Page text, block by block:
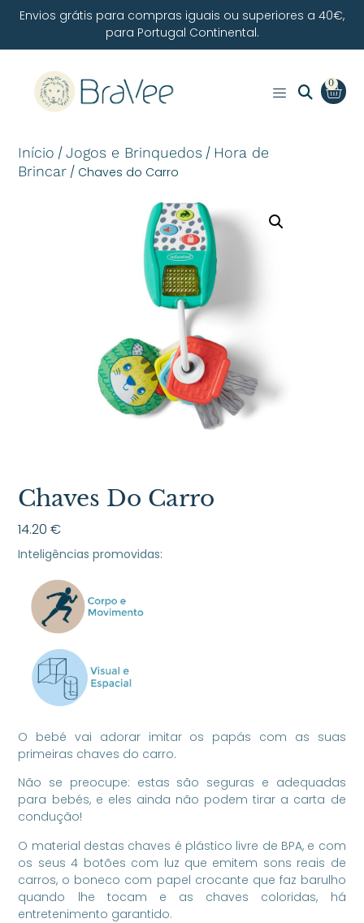
Envios grátis para compras iguais ou superiores a 40€,
para Portugal Continental.
0
Início /Jogos e Brinquedos / Hora de
Brincar / Chaves do Carro
Chaves Do Carro
14.20€
Inteligências promovidas:
O bebé vai adorar imitar os papás com as suas
primeiras chaves do carro.
Não se preocupe: estas são seguras e adequadas
para bebés, e eles ainda não podem tirar a carta de
condução!
O material destas chaves é plástico livre de BPA, e com
os seus 4 botões com luz que emitem sons reais de
carros, o boneco com papel crocante que faz barulho
quando lhe tocam e as chaves coloridas, há
entretenimento garantido.